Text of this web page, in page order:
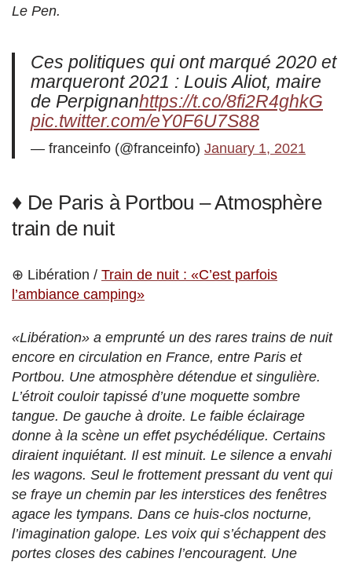
Le Pen.
Ces politiques qui ont marqué 2020 et
marqueront 2021 : Louis Aliot, maire
de Perpignanhttps://t.co/8fi2R4ghkG
pic.twitter.com/eY0F6U7S88
— franceinfo (@franceinfo) January 1, 2021
♦ De Paris à Portbou – Atmosphère
train de nuit
⊕ Libération / Train de nuit : «C’est parfois
l’ambiance camping»
«Libération» a emprunté un des rares trains de nuit
encore en circulation en France, entre Paris et
Portbou. Une atmosphère détendue et singulière.
L’étroit couloir tapissé d’une moquette sombre
tangue. De gauche à droite. Le faible éclairage
donne à la scène un effet psychédélique. Certains
diraient inquiétant. Il est minuit. Le silence a envahi
les wagons. Seul le frottement pressant du vent qui
se fraye un chemin par les interstices des fenêtres
agace les tympans. Dans ce huis-clos nocturne,
l’imagination galope. Les voix qui s’échappent des
portes closes des cabines l’encouragent. Une